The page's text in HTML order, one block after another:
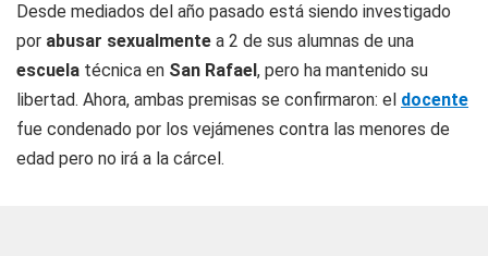
Desde mediados del año pasado está siendo investigado
por abusar sexualmente a 2 de sus alumnas de una
escuela técnica en San Rafael, pero ha mantenido su
libertad. Ahora, ambas premisas se confirmaron: el docente
fue condenado por los vejámenes contra las menores de
edad pero no irá a la cárcel.